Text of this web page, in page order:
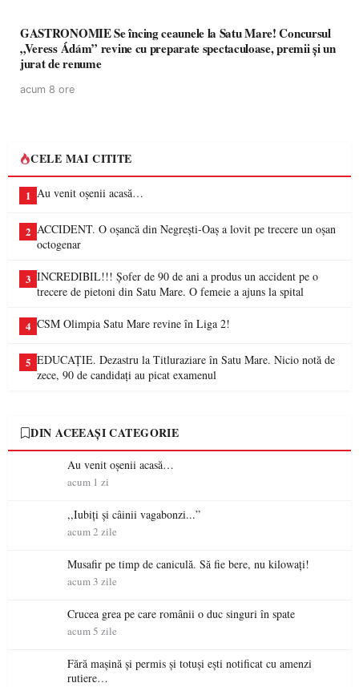
GASTRONOMIE Se încing ceaunele la Satu Mare! Concursul
„Veress Ádám” revine cu preparate spectaculoase, premii și un
jurat de renume
acum 8 ore
CELE MAI CITITE
1 Au venit oșenii acasă…
2 ACCIDENT. O oșancă din Negrești-Oaș a lovit pe trecere un oșan
octogenar
3 INCREDIBIL!!! Șofer de 90 de ani a produs un accident pe o
trecere de pietoni din Satu Mare. O femeie a ajuns la spital
4 CSM Olimpia Satu Mare revine în Liga 2!
5 EDUCAȚIE. Dezastru la Titluraziare în Satu Mare. Nicio notă de
zece, 90 de candidați au picat examenul
DIN ACEEAȘI CATEGORIE
Au venit oșenii acasă…
acum 1 zi
,,Iubiți și câinii vagabonzi...”
acum 2 zile
Musafir pe timp de caniculă. Să fie bere, nu kilowați!
acum 3 zile
Crucea grea pe care românii o duc singuri în spate
acum 5 zile
Fără mașină și permis și totuși ești notificat cu amenzi
rutiere…